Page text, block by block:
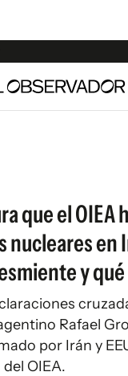
que el OIEA
nucleares en
y qué
Rafael
por Irán y
OIEA.